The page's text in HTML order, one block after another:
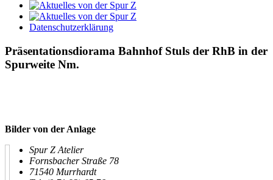
Datenschutzerklärung
Präsentationsdiorama Bahnhof Stuls der RhB in der
Spurweite Nm.
Bilder von der Anlage
Spur Z Atelier
Fornsbacher Straße 78
71540 Murrhardt